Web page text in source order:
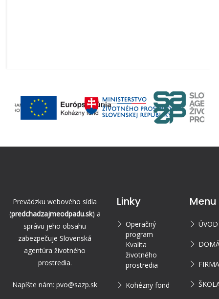
Prevádzku webového sídla
(predchadzajmeodpadu.sk) a
správu jeho obsahu
zabezpečuje Slovenská
agentúra životného
prostredia.
Napíšte nám: pvo@sazp.sk
Linky
Operačný
program
Kvalita
životného
prostredia
Kohézny fond
Menu
ÚVOD